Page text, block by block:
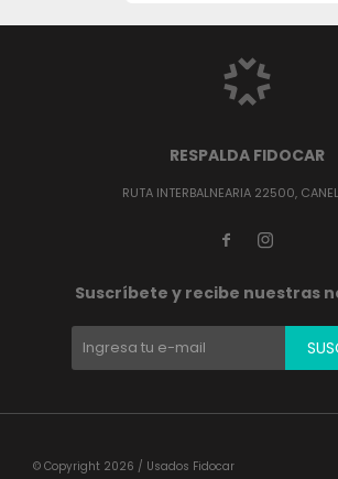
RESPALDA FIDOCAR
RUTA INTERBALNEARIA 22500,
 
Suscríbete y recibe nuestras
© Copyright 2026 / Usados Fidocar